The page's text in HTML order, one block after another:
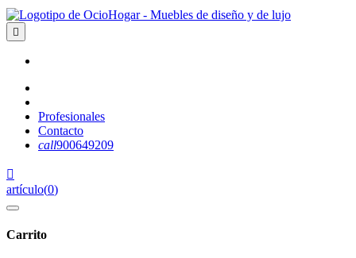

Profesionales
Contacto
call900649209

artículo(0)
Carrito